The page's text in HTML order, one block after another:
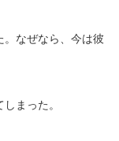
。なぜなら、今は彼
まった。